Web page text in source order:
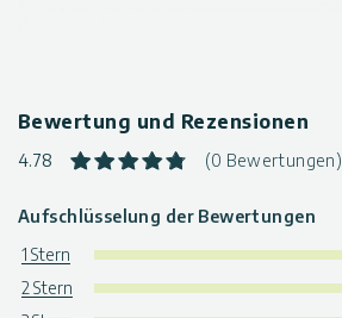
Bewertung und Rezensionen
4.78 (0 Bewertungen)
Aufschlüsselung der Bewertungen
1 Stern
2 Stern